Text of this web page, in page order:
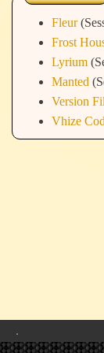
Fleur
Frost
Lyrium
Manted
Version
Vhize
.